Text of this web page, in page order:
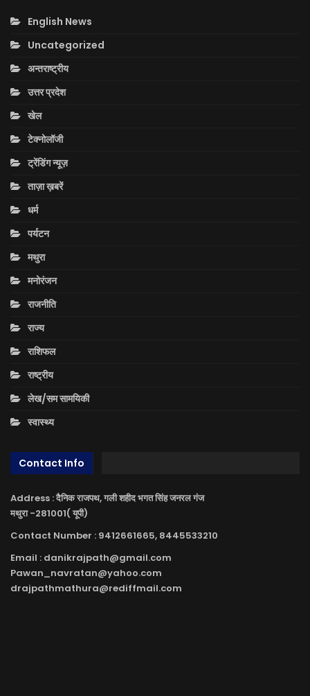
English News
Uncategorized
अन्तराष्ट्रीय
उत्तर प्रदेश
खेल
टेक्नोलॉजी
ट्रेंडिंग न्यूज़
ताज़ा ख़बरें
धर्म
पर्यटन
मथुरा
मनोरंजन
राजनीति
राज्य
राशिफल
राष्ट्रीय
लेख/सम सामयिकी
स्वास्थ्य
Contact Info
Address : दैनिक राजपथ, गली शहीद भगत सिंह जनरल गंज
मथुरा -281001( यूपी)
Contact Number : 9412661665, 8445533210
Email : danikrajpath@gmail.com
Pawan_navratan@yahoo.com
drajpathmathura@rediffmail.com